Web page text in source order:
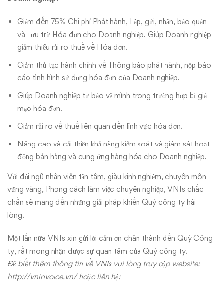
Giảm đến 75% Chi phí Phát hành, Lập, gửi, nhận, bảo quản
và Lưu trữ Hóa đơn cho Doanh nghiệp. Giúp Doanh nghiệp
giảm thiểu rủi ro thuế về Hóa đơn.
Giảm thủ tục hành chính về Thông báo phát hành, nộp báo
cáo tình hình sử dụng hóa đơn của Doanh nghiệp.
Giúp Doanh nghiệp tự bảo vệ mình trong trường hợp bị giả
mạo hóa đơn.
Giảm rủi ro về thuế liên quan đến lĩnh vực hóa đơn.
Nâng cao và cải thiện khả năng kiểm soát và giám sát hoạt
động bán hàng và cung ứng hàng hóa cho Doanh nghiệp.
Với đội ngũ nhân viên tận tâm, giàu kinh nghiệm, chuyên môn
vững vàng, Phong cách làm việc chuyên nghiệp, VNIs chắc
chắn sẽ mang đến những giải pháp khiến Quý công ty hài
lòng.
Một lần nữa VNIs xin gửi lời cảm ơn chân thành đến Quý Công
ty, rất mong nhận được sự quan tâm của Quý công ty.
Để biết thêm thông tin về VNIs vui lòng truy cập website:
http://vninvoice.vn/hoặc liên hệ: